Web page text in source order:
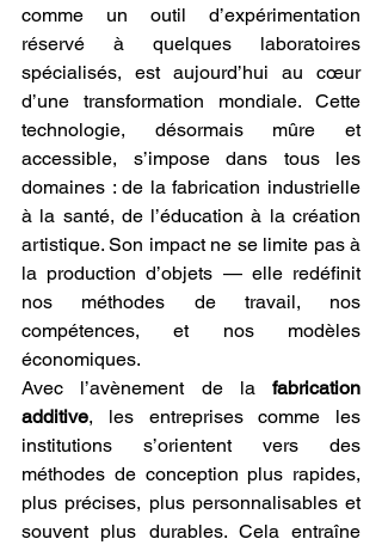
comme un outil d’expérimentation
réservé à quelques laboratoires
spécialisés, est aujourd’hui au cœur
d’une transformation mondiale. Cette
technologie, désormais mûre et
accessible, s’impose dans tous les
domaines : de la fabrication industrielle
à la santé, de l’éducation à la création
artistique. Son impact ne se limite pas à
la production d’objets — elle redéfinit
nos méthodes de travail, nos
compétences, et nos modèles
économiques.
Avec l’avènement de la fabrication
additive, les entreprises comme les
institutions s’orientent vers des
méthodes de conception plus rapides,
plus précises, plus personnalisables et
souvent plus durables. Cela entraîne